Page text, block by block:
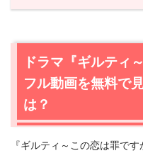
1.ドラマ『ギルティ～
はU-NEXTが一番おす
1.2ドラマ『ギルティ
2.『ギルティ～この恋
2.1 『ギルティ～この
ドラマ『ギルティ
フル動画を無料で
は？
『ギルティ～この恋は罪で